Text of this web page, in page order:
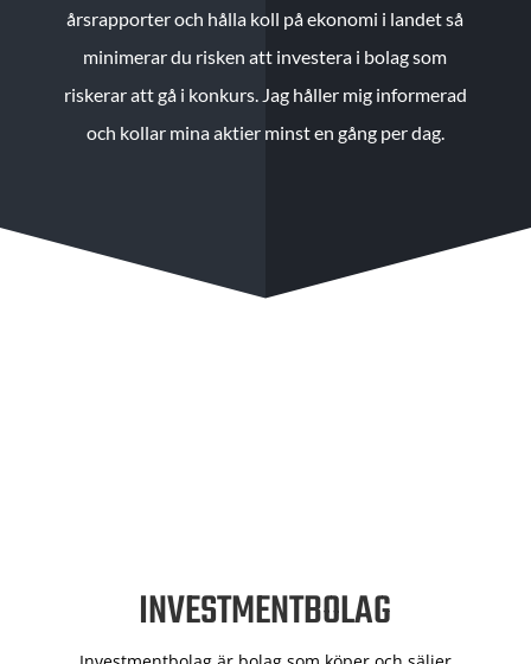
årsrapporter och hålla koll på ekonomi i landet så
minimerar du risken att investera i bolag som
riskerar att gå i konkurs. Jag håller mig informerad
och kollar mina aktier minst en gång per dag.
INVESTMENTBOLAG